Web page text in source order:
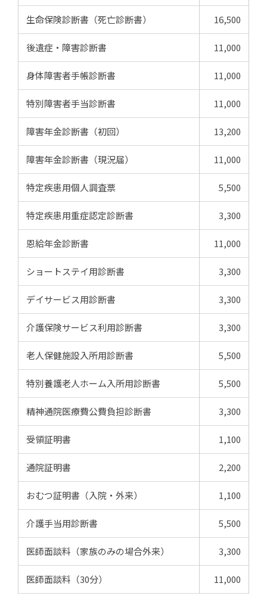
生命保険診断書（死亡診断書） 16,500
後遺症・障害診断書 11,000
身体障害者手帳診断書 11,000
特別障害者手当診断書 11,000
障害年金診断書（初回） 13,200
障害年金診断書（現況届） 11,000
特定疾患用個人調査票 5,500
特定疾患用重症認定診断書 3,300
恩給年金診断書 11,000
ショートステイ用診断書 3,300
デイサービス用診断書 3,300
介護保険サービス利用診断書 3,300
老人保健施設入所用診断書 5,500
特別養護老人ホーム入所用診断書 5,500
精神通院医療費公費負担診断書 3,300
受領証明書 1,100
通院証明書 2,200
おむつ証明書（入院・外来） 1,100
介護手当用診断書 5,500
医師面談料（家族のみの場合外来） 3,300
医師面談料（30分） 11,000